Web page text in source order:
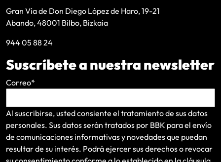
Gran Vía de Don Diego López de Haro, 19-21
Abando, 48001 Bilbo, Bizkaia
944 05 88 24
Suscríbete a nuestra newsletter
Correo*
Al suscribirse, usted consiente el tratamiento de sus datos
personales. Sus datos serán tratados por BBK para el envío
de comunicaciones informativas y novedades que puedan
resultar de su interés. Podrá ejercer sus derechos o revocar